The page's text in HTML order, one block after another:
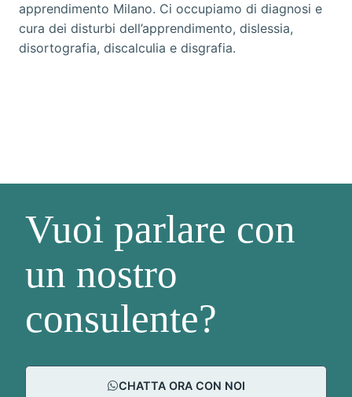
apprendimento Milano. Ci occupiamo di diagnosi e
cura dei disturbi dell’apprendimento, dislessia,
disortografia, discalculia e disgrafia.
Vuoi parlare con
un nostro
consulente?
CHATTA ORA CON NOI